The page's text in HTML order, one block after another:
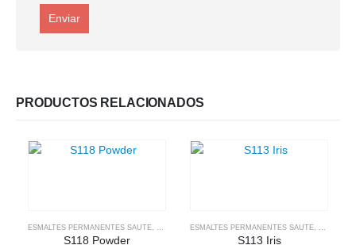
PRODUCTOS RELACIONADOS
ESMALTES PERMANENTES SAUTE, SAUTE NAILS
S118 Powder
ESMALTES PERMANENTES SAUTE, SAUTE
S113 Iris